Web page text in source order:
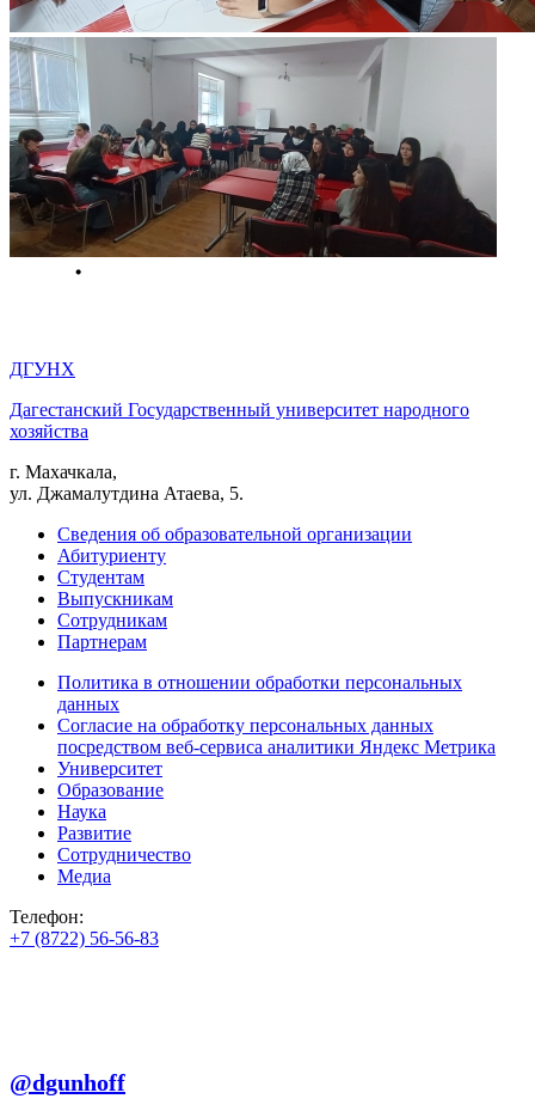
ДГУНХ
Дагестанский Государственный университет народного
хозяйства
г. Махачкала,
ул. Джамалутдина Атаева, 5.
Сведения об образовательной организации
Абитуриенту
Студентам
Выпускникам
Сотрудникам
Партнерам
Политика в отношении обработки персональных
данных
Согласие на обработку персональных данных
посредством веб-сервиса аналитики Яндекс Метрика
Университет
Образование
Наука
Развитие
Сотрудничество
Медиа
Телефон:
+7 (8722) 56-56-83
@dgunhoff